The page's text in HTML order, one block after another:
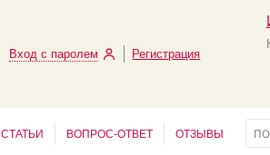
Вход с паролем Регистрация
СТАТЬИ ВОПРОС-ОТВЕТ ОТЗЫВЫ